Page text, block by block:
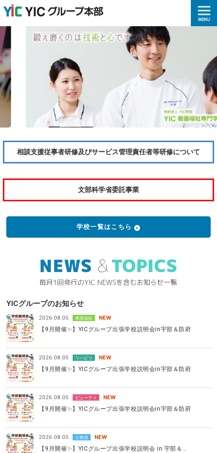
相談支援従事者研修及びサービス管理責任者等研修について
文部科学省委託事業
学校一覧はこちら
YICグループのお知らせ
2026.08.05 看護福祉
NEW
【9月開催✨】YICグループ出張学校説明会in宇部＆防府
2026.08.05 リハビリ
NEW
【9月開催✨】YICグループ出張学校説明会in宇部＆防府
2026.08.05 ビューティ
NEW
【9月開催✨】YICグループ出張学校説明会in宇部＆防府
2026.08.05 公務員
NEW
【9月開催✨】YICグループ出張学校説明会 in 宇部＆…